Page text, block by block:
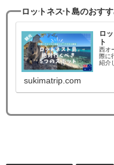
ロットネスト島のおす
ロ
ト
西オ
際に
紹介
sukimatrip.com